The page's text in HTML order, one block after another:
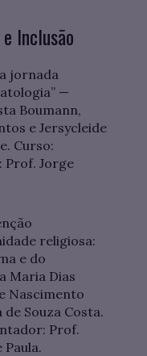
Inclusão
jornada
—
Boumann,
e Jersycleide
Curso:
Prof. Jorge
religiosa:
e do
Maria Dias
Nascimento
Souza Costa.
Prof.